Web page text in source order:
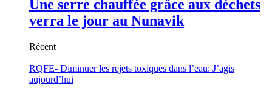
Une serre chauffée grâce aux déchets
verra le jour au Nunavik
Récent
RQFE- Diminuer les rejets toxiques dans l’eau: J’agis
aujourd’hui